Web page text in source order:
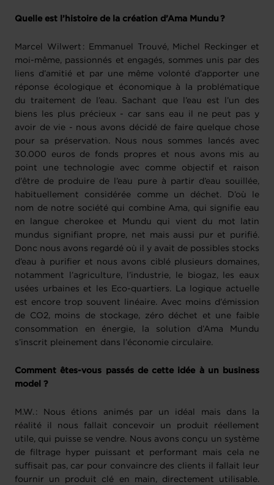
Quelle est l’histoire de la création d’Ama Mundu ?
Marcel Wilwert : Emmanuel Trouvé, Michel Reckinger et
moi-même, passionnés et engagés, sommes unis par des
liens d’amitié et par une même volonté d’apporter une
réponse écologique et économique à la problématique
du traitement de l’eau. Sachant que l’eau est l’un des
biens les plus précieux - car sans eau il ne peut pas y
avoir de vie - nous avons décidé de faire quelque chose
pour sa préservation. Nous nous sommes lancés avec
30.000 euros de fonds propres et nous avons mis au
point une technologie avec comme objectif et raison
d’être de produire de l’eau pure à partir d’eau souillée,
habituellement considérée comme un déchet. D’où le
nom de notre société qui combine Ama, qui signifie eau
en langue cherokee et Mundu qui vient du mot latin
mundus signifiant propre, net mais aussi pur et purifié.
Donc nous avons regardé où il y avait de possibles stocks
d’eau à purifier et nous avons ciblé plusieurs domaines,
notamment l’agriculture, l’industrie, le biogaz, les eaux
usées urbaines et les Eco-quartiers. La logique actuelle
est encore trop souvent linéaire. Avec moins d’émission
de CO2, moins de stockage, zéro déchet et une faible
consommation en énergie, la solution d’Ama Mundu
s’inscrit pleinement dans l’économie circulaire.
Comment êtes-vous passés de cette idée à un business
model ?
M.W. : Nous étions animés par un idéal mais dans la
réalité il nous fallait concevoir un produit réellement
utile, qui puisse se vendre. Nous avons conçu un système
de filtrage hyper puissant et performant mais cela ne
suffisait pas, car pour convaincre des clients il fallait leur
fournir un produit clé en main, directement utilisable.